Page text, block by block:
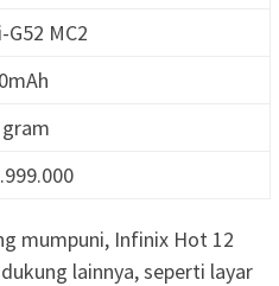
G52 MC2
mumpuni, Infinix Hot 12
lainnya, seperti layar